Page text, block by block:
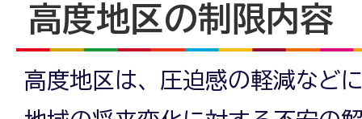
高度地区の制限内容
高度地区は、圧迫感の軽減など